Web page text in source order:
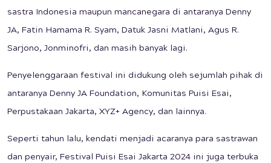
sastra Indonesia maupun mancanegara di antaranya Denny
JA, Fatin Hamama R. Syam, Datuk Jasni Matlani, Agus R.
Sarjono, Jonminofri, dan masih banyak lagi.
Penyelenggaraan festival ini didukung oleh sejumlah pihak di
antaranya Denny JA Foundation, Komunitas Puisi Esai,
Perpustakaan Jakarta, XYZ+ Agency, dan lainnya.
Seperti tahun lalu, kendati menjadi acaranya para sastrawan
dan penyair, Festival Puisi Esai Jakarta 2024 ini juga terbuka